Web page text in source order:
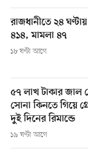
রাজধানীতে ২৪ ঘণ্টায়
৪১৪, মামলা ৪৭
১৮ ঘণ্টা আগে
৫৭ লাখ টাকার জাল
সোনা কিনতে গিয়ে
দুই দিনের রিমান্ডে
১৯ ঘণ্টা আগে